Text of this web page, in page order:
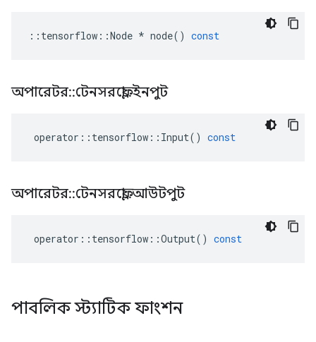
:: tensorflow ::Node * node() const
অপারেটর::টেনসরফ্লো::ইনপুট
operator :: tensorflow :: Input() const
অপারেটর::টেনসরফ্লো::আউটপুট
operator :: tensorflow ::Output() const
পাবলিক স্ট্যাটিক ফাংশন